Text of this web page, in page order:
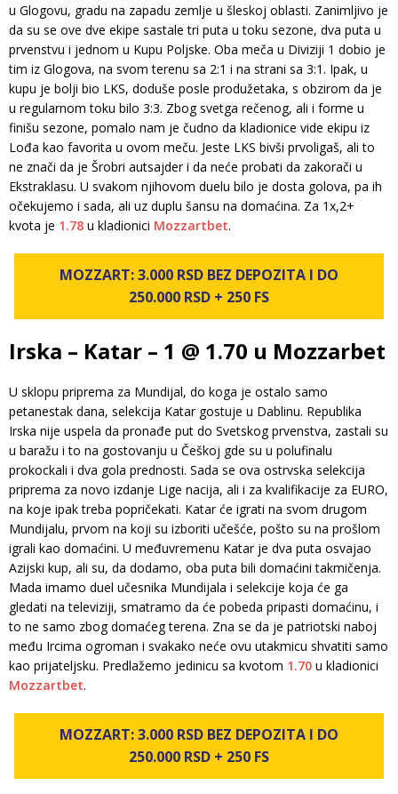
u Glogovu, gradu na zapadu zemlje u šleskoj oblasti. Zanimljivo je
da su se ove dve ekipe sastale tri puta u toku sezone, dva puta u
prvenstvu i jednom u Kupu Poljske. Oba meča u Diviziji 1 dobio je
tim iz Glogova, na svom terenu sa 2:1 i na strani sa 3:1. Ipak, u
kupu je bolji bio LKS, doduše posle produžetaka, s obzirom da je
u regularnom toku bilo 3:3. Zbog svetga rečenog, ali i forme u
finišu sezone, pomalo nam je čudno da kladionice vide ekipu iz
Lođa kao favorita u ovom meču. Jeste LKS bivši prvoligaš, ali to
ne znači da je Šrobri autsajder i da neće probati da zakorači u
Ekstraklasu. U svakom njihovom duelu bilo je dosta golova, pa ih
očekujemo i sada, ali uz duplu šansu na domaćina. Za 1x,2+
kvota je 1.78 u kladionici Mozzartbet.
MOZZART: 3.000 RSD BEZ DEPOZITA I DO
250.000 RSD + 250 FS
Irska – Katar – 1 @ 1.70 u Mozzarbet
U sklopu priprema za Mundijal, do koga je ostalo samo
petanestak dana, selekcija Katar gostuje u Dablinu. Republika
Irska nije uspela da pronađe put do Svetskog prvenstva, zastali su
u baražu i to na gostovanju u Češkoj gde su u polufinalu
prokockali i dva gola prednosti. Sada se ova ostrvska selekcija
priprema za novo izdanje Lige nacija, ali i za kvalifikacije za EURO,
na koje ipak treba popričekati. Katar će igrati na svom drugom
Mundijalu, prvom na koji su izboriti učešće, pošto su na prošlom
igrali kao domaćini. U međuvremenu Katar je dva puta osvajao
Azijski kup, ali su, da dodamo, oba puta bili domaćini takmičenja.
Mada imamo duel učesnika Mundijala i selekcije koja će ga
gledati na televiziji, smatramo da će pobeda pripasti domaćinu, i
to ne samo zbog domaćeg terena. Zna se da je patriotski naboj
među Ircima ogroman i svakako neće ovu utakmicu shvatiti samo
kao prijateljsku. Predlažemo jedinicu sa kvotom 1.70 u kladionici
Mozzartbet.
MOZZART: 3.000 RSD BEZ DEPOZITA I DO
250.000 RSD + 250 FS